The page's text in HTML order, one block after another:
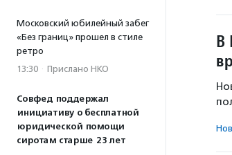
Московский юбилейный забег
«Без границ» прошел в стиле
ретро
13:30 · Прислано НКО
Совфед поддержал
инициативу о бесплатной
юридической помощи
сиротам старше 23 лет
В